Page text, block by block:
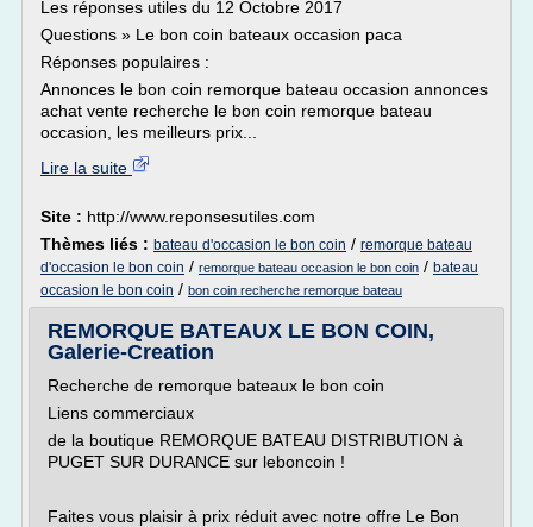
Les réponses utiles du 12 Octobre 2017
Questions » Le bon coin bateaux occasion paca
Réponses populaires :
Annonces le bon coin remorque bateau occasion annonces
achat vente recherche le bon coin remorque bateau
occasion, les meilleurs prix...
Lire la suite
Site : http://www.reponsesutiles.com
Thèmes liés : bateau d'occasion le bon coin / remorque bateau
d'occasion le bon coin / remorque bateau occasion le bon coin / bateau
occasion le bon coin / bon coin recherche remorque bateau
REMORQUE BATEAUX LE BON COIN,
Galerie-Creation
Recherche de remorque bateaux le bon coin
Liens commerciaux
de la boutique REMORQUE BATEAU DISTRIBUTION à
PUGET SUR DURANCE sur leboncoin !
Faites vous plaisir à prix réduit avec notre offre Le Bon